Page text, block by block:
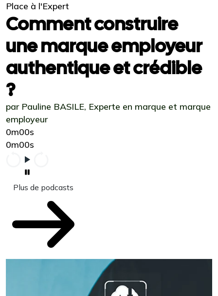
Place à l'Expert
Comment construire
une marque employeur
authentique et crédible
?
par Pauline BASILE, Experte en marque et marque
employeur
0m00s
0m00s
Plus de podcasts